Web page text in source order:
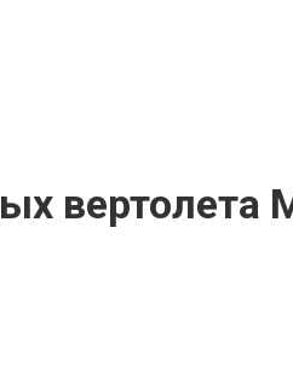
вертолета